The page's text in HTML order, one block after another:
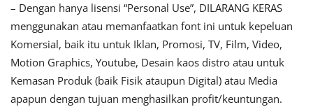
– Dengan hanya lisensi “Personal Use”, DILARANG KERAS
menggunakan atau memanfaatkan font ini untuk kepeluan
Komersial, baik itu untuk Iklan, Promosi, TV, Film, Video,
Motion Graphics, Youtube, Desain kaos distro atau untuk
Kemasan Produk (baik Fisik ataupun Digital) atau Media
apapun dengan tujuan menghasilkan profit/keuntungan.